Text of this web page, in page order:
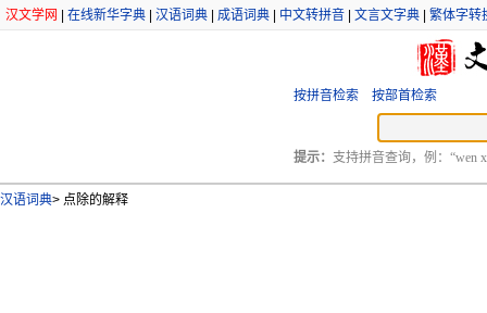
汉文学网 在线新华字典 汉语词典 成语词典 中文转拼音 文言文字典 繁体字转
按拼音检索 按部首检索
提示： 支持拼音查询，例：“wen
汉语词典> 点除的解释